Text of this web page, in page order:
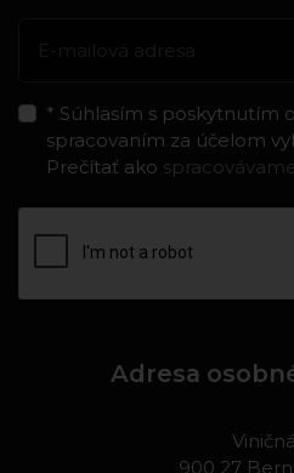
* Súhlasím s poskytnutím
spracovaním za účelom
Prečítať ako
Adresa
900 27